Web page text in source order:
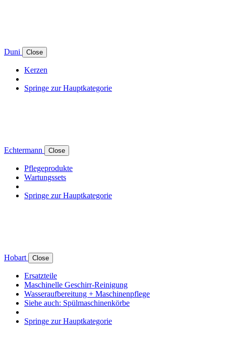
Duni Close
Kerzen
Springe zur Hauptkategorie
Echtermann Close
Pflegeprodukte
Wartungssets
Springe zur Hauptkategorie
Hobart Close
Ersatzteile
Maschinelle Geschirr-Reinigung
Wasseraufbereitung + Maschinenpflege
Siehe auch: Spülmaschinenkörbe
Springe zur Hauptkategorie